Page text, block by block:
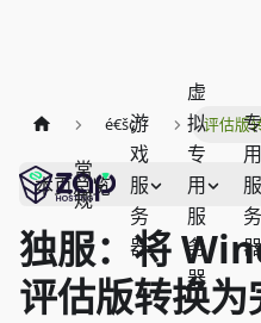
常
规
游
戏
服
务
器
虚
拟
专
用
服
务
器
专
用
服
务
器
é€šç”¨ 评估版
本页总览
独服：将
评估版转换为